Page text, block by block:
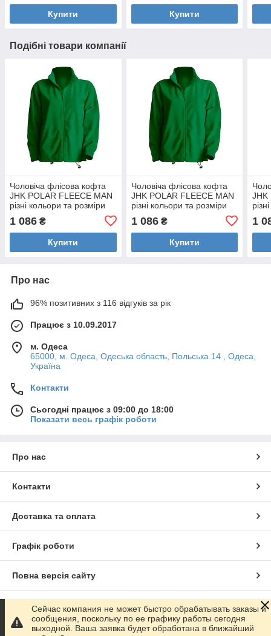
Купити Купити
Подібні товари компанії
Чоловіча флісова кофта
JHK POLAR FLEECE MAN
різні кольори та розміри
1 086 ₴
Купити
Чоловіча флісова кофта
JHK POLAR FLEECE MAN
різні кольори та розміри
1 086₴
Купити
JHK
1
Про нас
96% позитивних з 116 відгуків за рік
Працює з 10.09.2017
м. Одеса
65000, м. Одеса, Одеська область, Польська 14 , Одеса,
Україна
Контакти
Сьогодні працює з 09:00 до 18:00
Показати весь графік роботи
Про нас
Контакти
Доставка та оплата
Графік роботи
Повна версія сайту
Сайт створено на маркетплейсі Prom.ua
Сейчас компания не может быстро обрабатывать заказы и
сообщения, поскольку по ее графику работы сегодня
выходной. Ваша заявка будет обработана в ближайший